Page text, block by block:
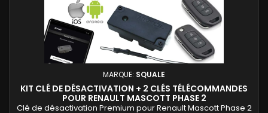
MARQUE: SQUALE
KIT CLÉ DE DÉSACTIVATION + 2 CLÉS TÉLÉCOMMANDES
POUR RENAULT MASCOTT PHASE 2
Clé de désactivation Premium pour Renault Mascott Phase 2